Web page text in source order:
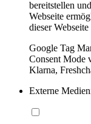
bereitstellen
Webseite
dieser
Google Tag
Consent Mode
Klarna,
Externe